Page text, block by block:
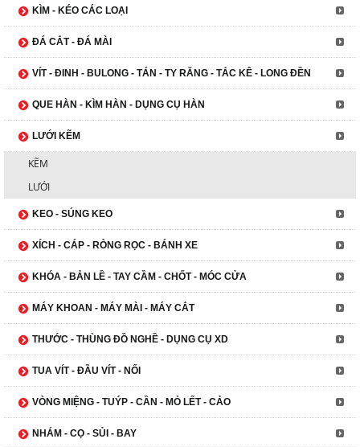
KÌM - KÉO CÁC LOẠI
ĐÁ CẮT - ĐÁ MÀI
VÍT - ĐINH - BULONG - TÁN - TY RĂNG - TẮC KÊ - LONG ĐỀN
QUE HÀN - KÌM HÀN - DỤNG CỤ HÀN
LƯỚI KẼM
KẼM
LƯỚI
KEO - SÚNG KEO
XÍCH - CÁP - RÒNG RỌC - BÁNH XE
KHÓA - BẢN LỀ - TAY CẦM - CHỐT - MÓC CỬA
MÁY KHOAN - MÁY MÀI - MÁY CẮT
THƯỚC - THÙNG ĐỒ NGHỀ - DỤNG CỤ XD
TUA VÍT - ĐẦU VÍT - NỐI
VÒNG MIỆNG - TUÝP - CẦN - MỎ LẾT - CẢO
NHÁM - CỌ - SỦI - BAY